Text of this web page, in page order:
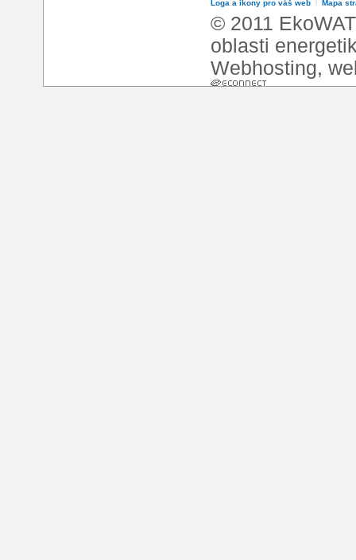
Loga a ikony pro váš web Mapa
© 2011
oblasti
Webhosting,